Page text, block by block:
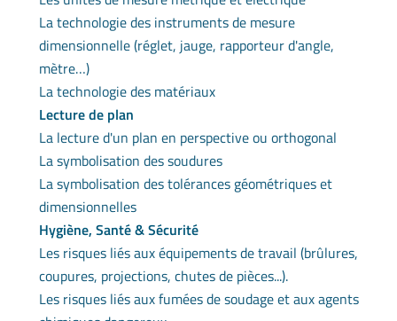
La technologie des instruments de mesure
dimensionnelle (réglet, jauge, rapporteur d'angle,
mètre…)
La technologie des matériaux
Lecture de plan
La lecture d'un plan en perspective ou orthogonal
La symbolisation des soudures
La symbolisation des tolérances géométriques et
dimensionnelles
Hygiène, Santé & Sécurité
Les risques liés aux équipements de travail (brûlures,
coupures, projections, chutes de pièces...).
Les risques liés aux fumées de soudage et aux agents